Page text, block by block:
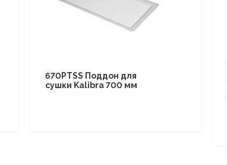
670PTSS Поддон для
сушки Kalibra 700 мм